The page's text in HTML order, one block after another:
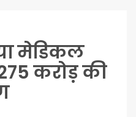
मेडिकल
करोड़ की